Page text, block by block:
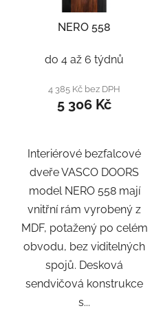
NERO 558
do 4 až 6 týdnů
4 385 Kč bez DPH
5 306 Kč
Interiérové bezfalcové
dveře VASCO DOORS
model NERO 558 mají
vnitřní rám vyrobený z
MDF, potažený po celém
obvodu, bez viditelných
spojů. Desková
sendvičová konstrukce
s...